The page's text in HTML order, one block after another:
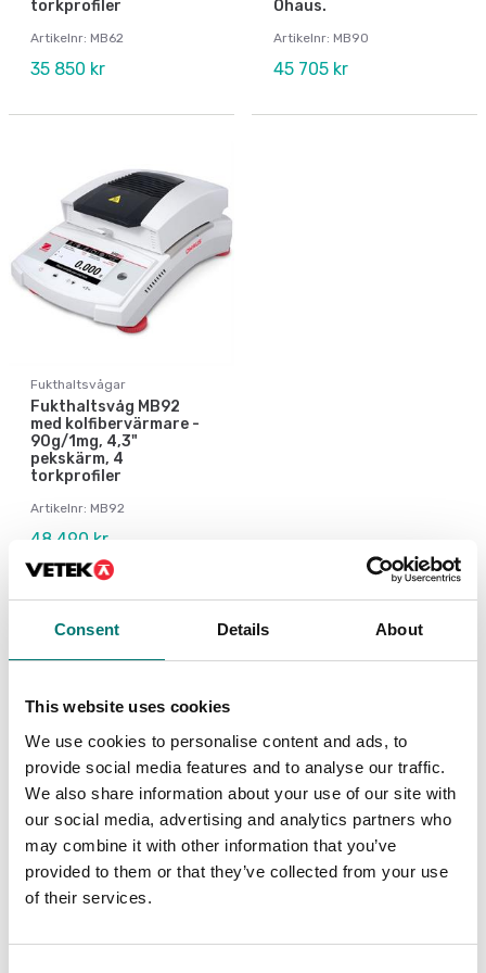
Consent Details About
This website uses cookies
We use cookies to personalise content and ads, to
provide social media features and to analyse our traffic.
We also share information about your use of our site with
our social media, advertising and analytics partners who
may combine it with other information that you’ve
provided to them or that they’ve collected from your use
of their services.
torkprofiler
Artikelnr: MB62
35 850 kr
Ohaus.
Artikelnr: MB90
45 705 kr
Fukthaltsvågar
Fukthaltsvåg MB92
med kolfibervärmare -
90g/1mg, 4,3"
pekskärm, 4
torkprofiler
Artikelnr: MB92
48 490 kr
Andra köpte även